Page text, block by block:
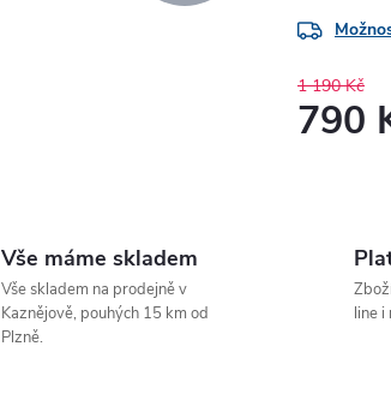
1 190 Kč
790
Vše máme skladem
Vše skladem na prodejně v
Kaznějově, pouhých 15 km od
Plzně.
line i